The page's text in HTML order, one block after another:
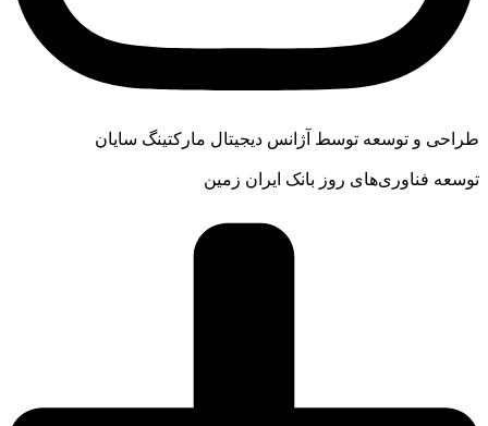
طراحی و توسعه توسط آژانس دیجیتال مارکتینگ سایان
توسعه فناوری‌های روز بانک ایران زمین